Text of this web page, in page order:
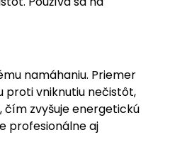
namáhaniu. Priemer
proti vniknutiu nečistôt,
čím zvyšuje energetickú
profesionálne aj